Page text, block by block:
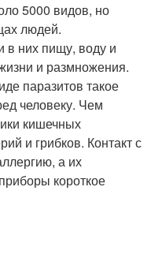
5000 видов, но
людей.
них пищу, воду и
и размножения.
паразитов такое
человеку. Чем
кишечных
и грибков. Контакт с
а их
короткое